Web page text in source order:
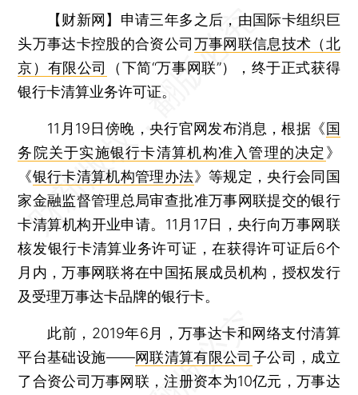
【财新网】 申请三年多之后，由国际卡组织巨
头万事达卡控股的合资公司万事网联信息技术（北
京）有限公司
（下简“万事网联”），终于正式获得
银行卡清算业务许可证。
11月19日傍晚，央行官网发布消息，根据《国
务院关于实施银行卡清算机构准入管理的决定 》
《银行卡清算机构管理办法》等规定，央行会同国
家金融监督管理总局审查批准万事网联提交的银行
卡清算机构开业申请。11月17日，央行向万事网联
核发银行卡清算业务许可证，在获得许可证后6个
月内，万事网联将在中国拓展成员机构，授权发行
及受理万事达卡品牌的银行卡。
此前，2019年6月，万事达卡和网络支付清算
平台基础设施——网联清算有限公司子公司，成立
了合资公司万事网联，注册资本为10亿元，万事达